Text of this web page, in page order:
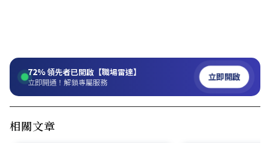
72%領先者已開啟【職場雷達】
立即開通！解鎖專屬服務 立即開啟
相關文章